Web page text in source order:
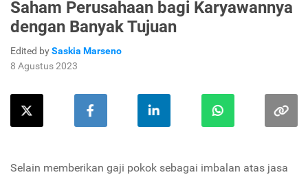
Saham Perusahaan bagi Karyawannya
dengan Banyak Tujuan
Edited bySaskia Marseno
8 Agustus 2023
Selain memberikan gaji pokok sebagai imbalan atas jasa